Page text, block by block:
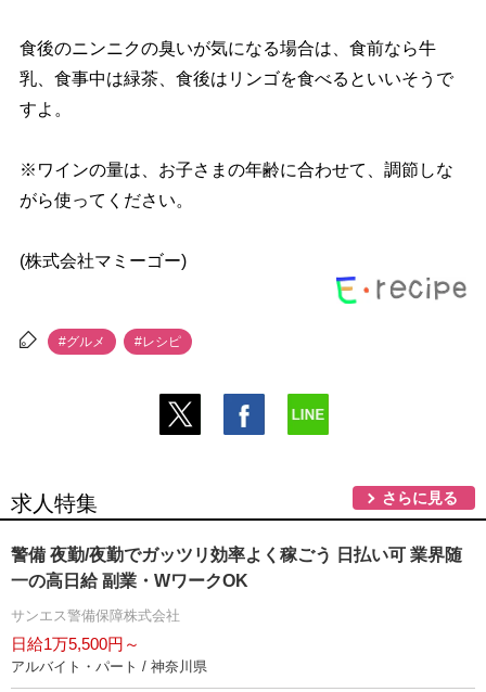
食後のニンニクの臭いが気になる場合は、食前なら牛
乳、食事中は緑茶、食後はリンゴを食べるといいそうで
すよ。
※ワインの量は、お子さまの年齢に合わせて、調節しな
がら使ってください。
(株式会社マミーゴー)
#グルメ #レシピ
求人特集 さらに見る
警備 夜勤/夜勤でガッツリ効率よく稼ごう 日払い可 業界随
一の高日給 副業・WワークOK
サンエス警備保障株式会社
日給1万5,500円～
アルバイト・パート / 神奈川県